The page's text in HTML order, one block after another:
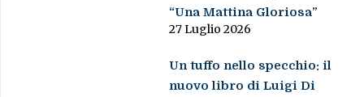
“Una Mattina Gloriosa”
27 Luglio 2026
Un tuffo nello specchio: il
nuovo libro di Luigi Di